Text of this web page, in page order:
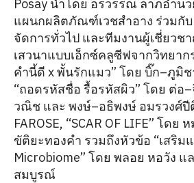
Posay นำโดย อรวรรณ ลาภอำน
แผนกผลิตภัณฑ์เวชสำอาง ร่วมกับ
จัดการทั่วไป และทีมงานผู้เชี่ยวช
เสวนาแบบเอ็กซ์คลูซีฟจากวิทยาก
คำนี้ดี x พั้นรักแมว” โดย บิ๊ก–ภูมิ
“ถอดรหัสชื่อ รื้อรหัสผิว” โดย ต่อ
วณิช และ พงษ์–อธิพงษ์ อมรวงศ์ปี
FAROSE, “SCAR OF LIFE” โด
ขัติยะทองคำ รวมถึงหัวข้อ “เสริม
Microbiome” โดย พลอย หอวัง แ
สมบูรณ์